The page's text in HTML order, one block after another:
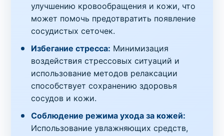
улучшению кровообращения и кожи, что
может помочь предотвратить появление
сосудистых сеточек.
Избегание стресса: Минимизация
воздействия стрессовых ситуаций и
использование методов релаксации
способствует сохранению здоровья
сосудов и кожи.
Соблюдение режима ухода за кожей:
Использование увлажняющих средств,